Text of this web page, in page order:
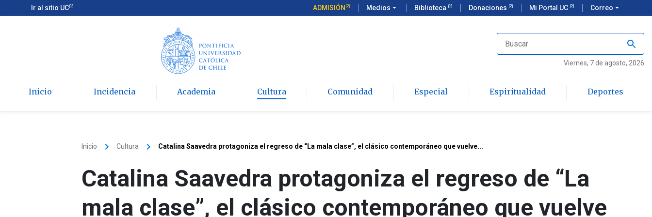
Ir al sitio UC ADMISIÓN Medios arrow_drop_down Biblioteca Donaciones Mi Portal UC Correo arrow_drop_down
Viernes, 7 de agosto, 2026
Inicio Incidencia Academia Cultura Comunidad Especial Espiritualidad Deportes
Inicio keyboard_arrow_right Cultura keyboard_arrow_right Catalina Saavedra protagoniza el regreso de “La mala clase”, el clásico contemporáneo que vuelve...
Catalina Saavedra protagoniza el regreso de “La
mala clase”, el clásico contemporáneo que vuelve